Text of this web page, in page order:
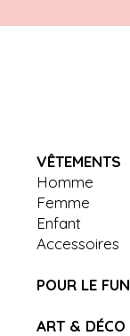
VÊTEMENTS
Homme
Femme
Enfant
Accessoires
POUR LE FUN
ART & DÉCO